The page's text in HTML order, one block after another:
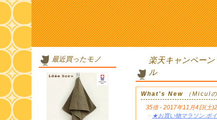
楽天キャンペー
ル
What's New （Micul
35倍 - 2017年11月4日(土
・ ★お買い物マラソン ポ
最近買ったモノ